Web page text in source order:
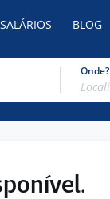
SALÁRIOS BLOG
Onde?